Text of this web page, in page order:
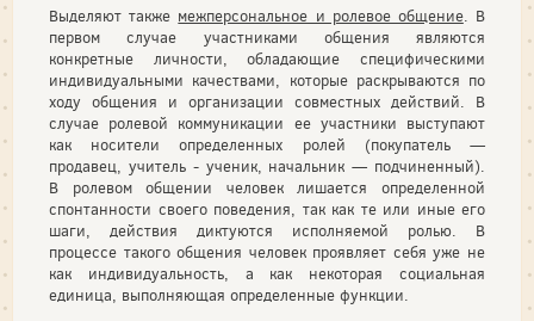
Выделяют также межперсональное и ролевое общение. В
первом случае участниками общения являются
конкретные личности, обладающие специфическими
индивидуальными качествами, которые раскрываются по
ходу общения и организации совместных действий. В
случае ролевой коммуникации ее участники выступают
как носители определенных ролей (покупатель —
продавец, учитель - ученик, начальник — подчиненный).
В ролевом общении человек лишается определенной
спонтанности своего поведения, так как те или иные его
шаги, действия диктуются исполняемой ролью. В
процессе такого общения человек проявляет себя уже не
как индивидуальность, а как некоторая социальная
единица, выполняющая определенные функции.